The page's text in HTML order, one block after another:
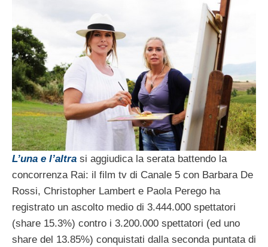
L’una e l’altra si aggiudica la serata battendo la
concorrenza Rai: il film tv di Canale 5 con Barbara De
Rossi, Christopher Lambert e Paola Perego ha
registrato un ascolto medio di 3.444.000 spettatori
(share 15.3%) contro i 3.200.000 spettatori (ed uno
share del 13.85%) conquistati dalla seconda puntata di